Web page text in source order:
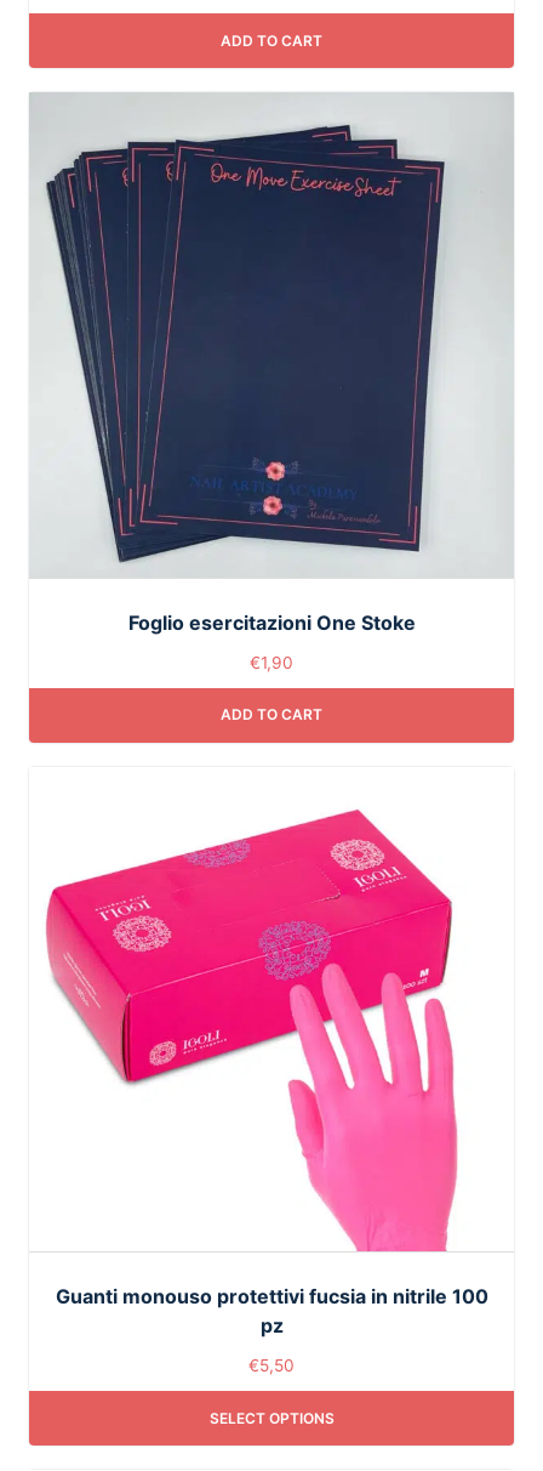
ADD TO CART
Foglio esercitazioni One Stoke
€1,90
ADD TO CART
Guanti monouso protettivi fucsia in ​​nitrile 100
pz
€5,50
SELECT OPTIONS